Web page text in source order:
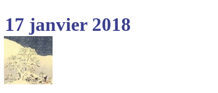
17 janvier 2018